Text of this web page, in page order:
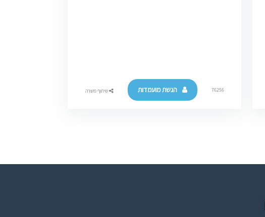
76256 הגשת מועמדות שיתוף משרה